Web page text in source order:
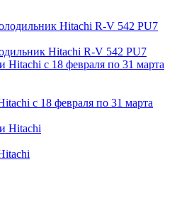
Hitachi R-V 542 PU7
c 18 февраля по 31 марта